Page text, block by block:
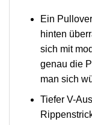
Ein
hinten
sich mit
genau die
man sich
Tiefer V-